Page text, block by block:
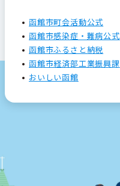
函館市町会活動公式
函館市感染症・難病公式
函館市ふるさと納税
函館市経済部工業振興課
おいしい函館